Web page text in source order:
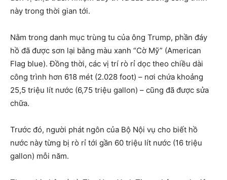
này trong thời gian tới.
Nằm trong danh mục trùng tu của ông Trump, phần đáy
hồ đã được sơn lại bằng màu xanh “Cờ Mỹ” (American
Flag blue). Đồng thời, các vị trí rò rỉ dọc theo chiều dài
công trình hơn 618 mét (2.028 foot) – nơi chứa khoảng
25,5 triệu lít nước (6,75 triệu gallon) – cũng đã được sửa
chữa.
Trước đó, người phát ngôn của Bộ Nội vụ cho biết hồ
nước này từng bị rò rỉ tới gần 60 triệu lít nước (16 triệu
gallon) mỗi năm.